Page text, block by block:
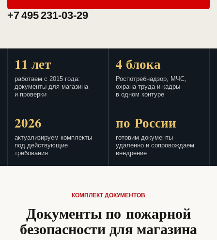
+7 495 231-03-29
11 лет
работаем с 2015 года:
документы для магазина
и проверки
4 блока
Роспотребнадзор, МЧС,
охрана труда и кадры
в одном контуре
2026
актуализируем комплекты
под действующие
требования
по России
готовим документы
удаленно и сопровождаем
внедрение
КОМПЛЕКТ ДОКУМЕНТОВ
Документы по пожарной
безопасности для магазина